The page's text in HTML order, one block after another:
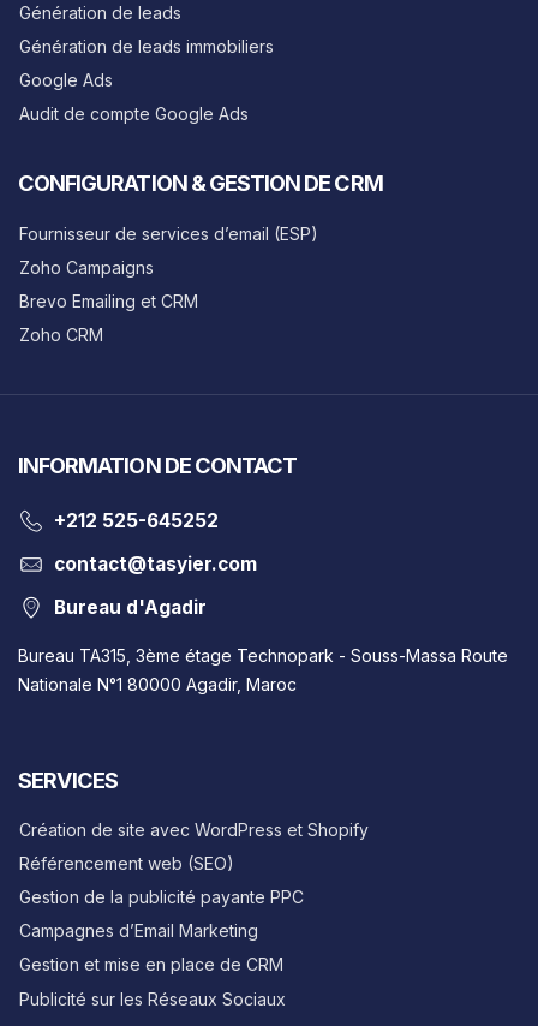
Génération de leads
Génération de leads immobiliers
Google Ads
Audit de compte Google Ads
CONFIGURATION & GESTION DE CRM
Fournisseur de services d’email (ESP)
Zoho Campaigns
Brevo Emailing et CRM
Zoho CRM
INFORMATION DE CONTACT
‎+212 525-645252
contact@tasyier.com
Bureau d'Agadir
Bureau TA315, 3ème étage Technopark - Souss-Massa Route
Nationale N°1 80000 Agadir, Maroc
SERVICES
Création de site avec WordPress et Shopify
Référencement web (SEO)
Gestion de la publicité payante PPC
Campagnes d’Email Marketing
Gestion et mise en place de CRM
Publicité sur les Réseaux Sociaux